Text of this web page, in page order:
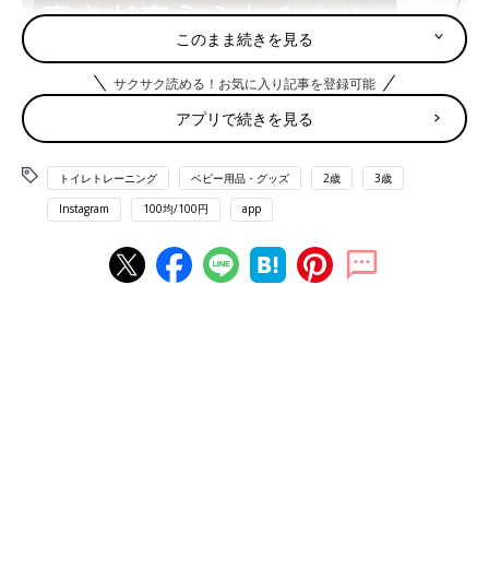
このまま続きを見る
サクサク読める！お気に入り記事を登録可能
アプリで続きを見る
トイレトレーニング ベビー用品・グッズ 2歳 3歳
Instagram 100均/100円 app